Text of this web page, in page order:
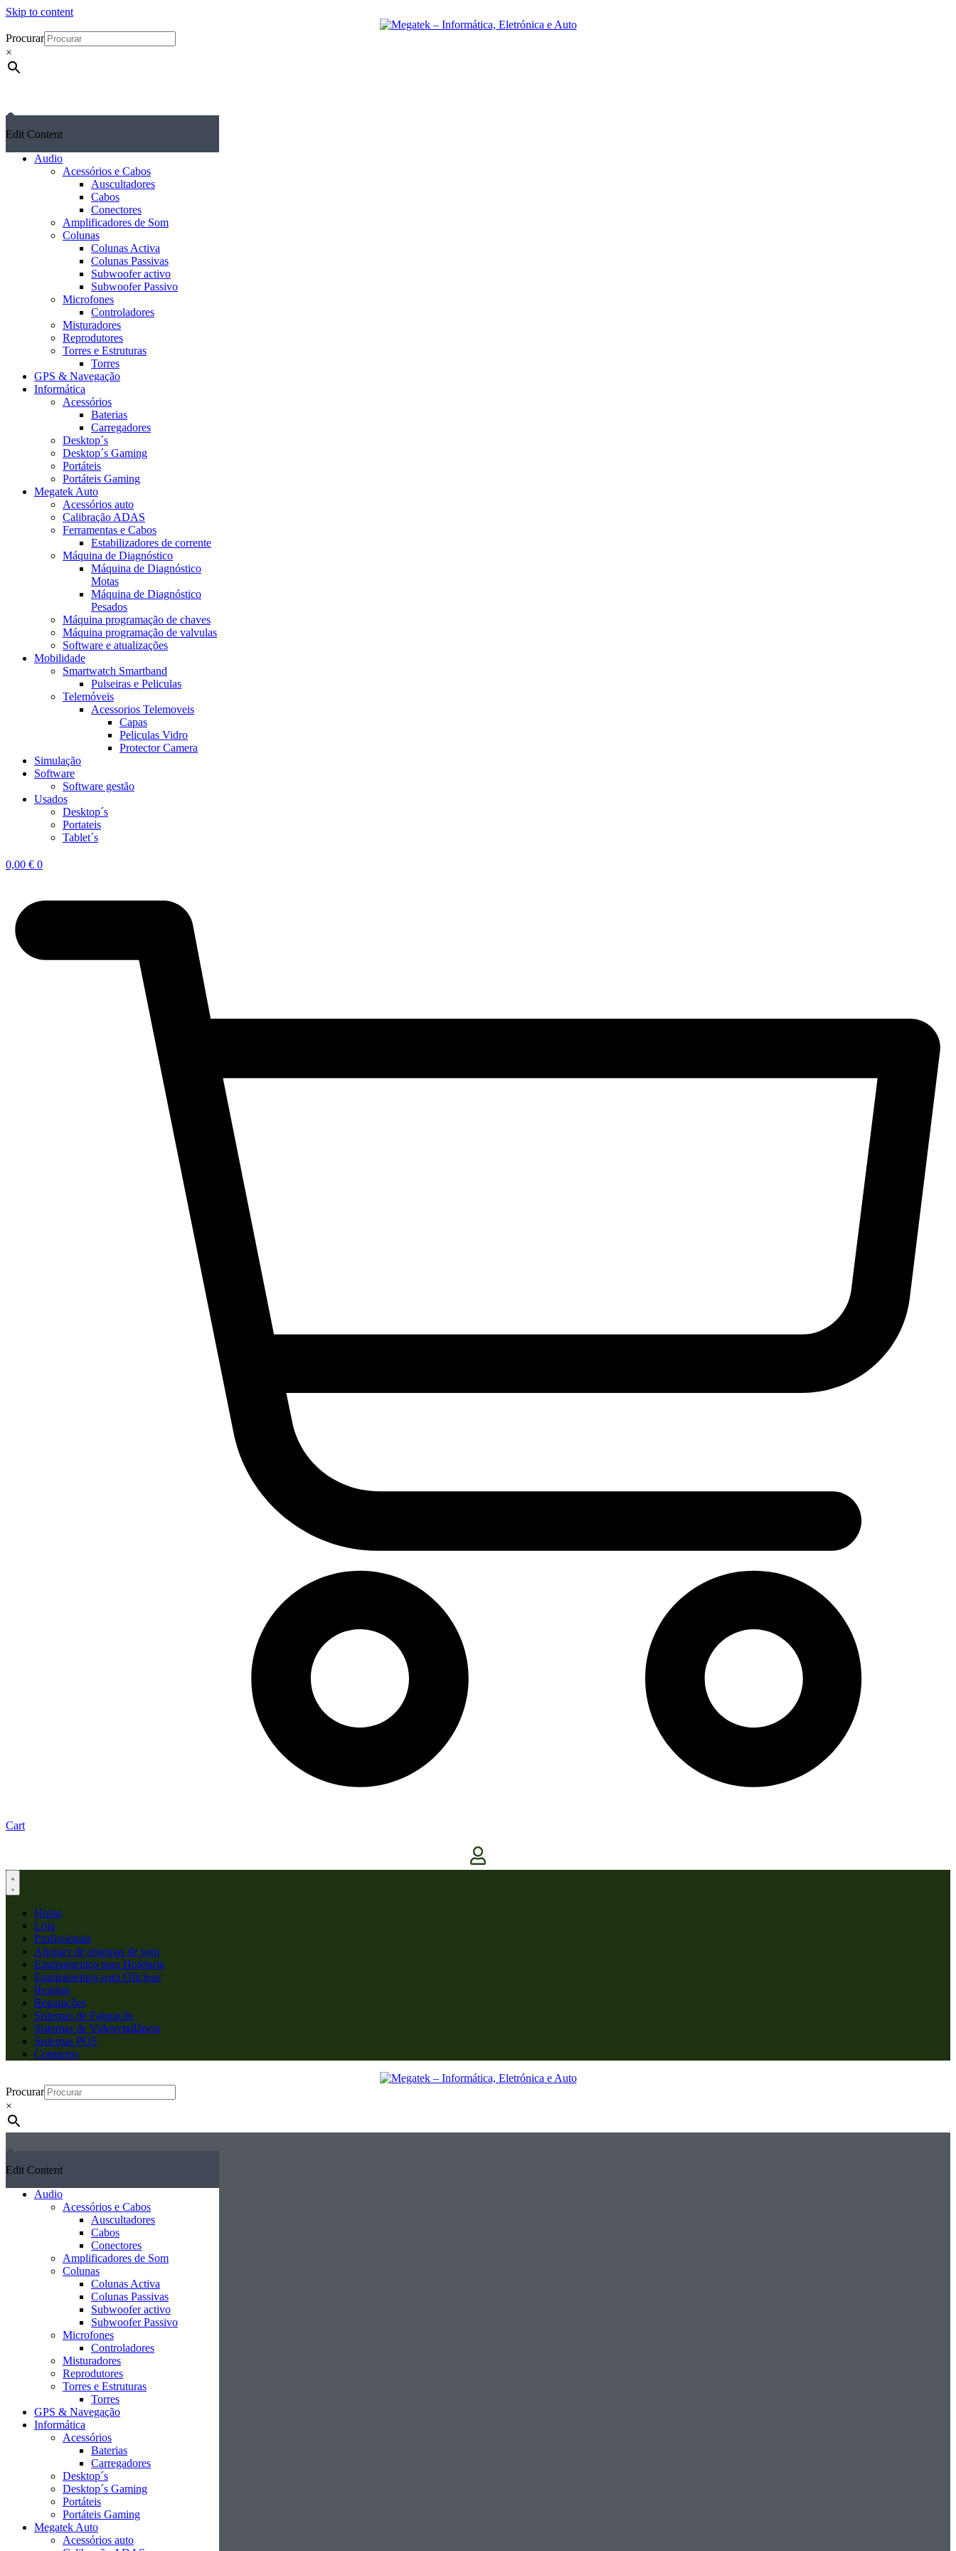
Skip to content
Procurar
×
Edit Content
Audio
Acessórios e Cabos
Auscultadores
Cabos
Conectores
Amplificadores de Som
Colunas
Colunas Activa
Colunas Passivas
Subwoofer activo
Subwoofer Passivo
Microfones
Controladores
Misturadores
Reprodutores
Torres e Estruturas
Torres
GPS & Navegação
Informática
Acessórios
Baterias
Carregadores
Desktop´s
Desktop´s Gaming
Portáteis
Portáteis Gaming
Megatek Auto
Acessórios auto
Calibração ADAS
Ferramentas e Cabos
Estabilizadores de corrente
Máquina de Diagnóstico
Máquina de Diagnóstico
Motas
Máquina de Diagnóstico
Pesados
Máquina programação de chaves
Máquina programação de valvulas
Software e atualizações
Mobilidade
Smartwatch Smartband
Pulseiras e Peliculas
Telemóveis
Acessorios Telemoveis
Capas
Peliculas Vidro
Protector Camera
Simulação
Software
Software gestão
Usados
Desktop´s
Portateis
Tablet´s
0,00 € 0
Cart
Home
Loja
Profissionais
Aluguer de sistemas de som
Equipamentos para Hotelaria
Equipamentos para Oficinas
Renting
Reparações
Sistemas de Faturação
Sistemas de Videovigilância
Sistemas POS
Contactos
Procurar
×
Edit Content
Audio
Acessórios e Cabos
Auscultadores
Cabos
Conectores
Amplificadores de Som
Colunas
Colunas Activa
Colunas Passivas
Subwoofer activo
Subwoofer Passivo
Microfones
Controladores
Misturadores
Reprodutores
Torres e Estruturas
Torres
GPS & Navegação
Informática
Acessórios
Baterias
Carregadores
Desktop´s
Desktop´s Gaming
Portáteis
Portáteis Gaming
Megatek Auto
Acessórios auto